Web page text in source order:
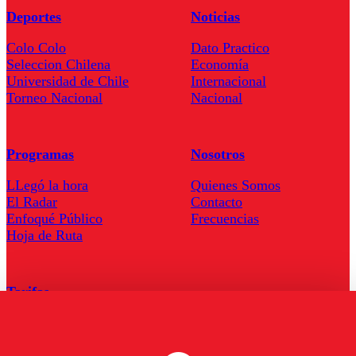
Deportes
Colo Colo
Seleccion Chilena
Universidad de Chile
Torneo Nacional
Noticias
Dato Practico
Economía
Internacional
Nacional
Programas
LLegó la hora
El Radar
Enfoqué Público
Hoja de Ruta
Nosotros
Quienes Somos
Contacto
Frecuencias
Tarifas